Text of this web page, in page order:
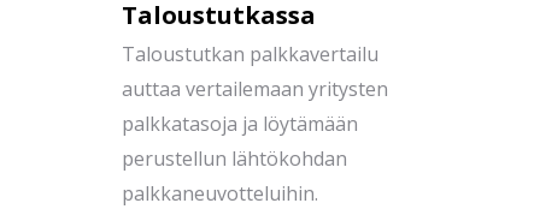
Taloustutkassa
Taloustutkan palkkavertailu
auttaa vertailemaan yritysten
palkkatasoja ja löytämään
perustellun lähtökohdan
palkkaneuvotteluihin.